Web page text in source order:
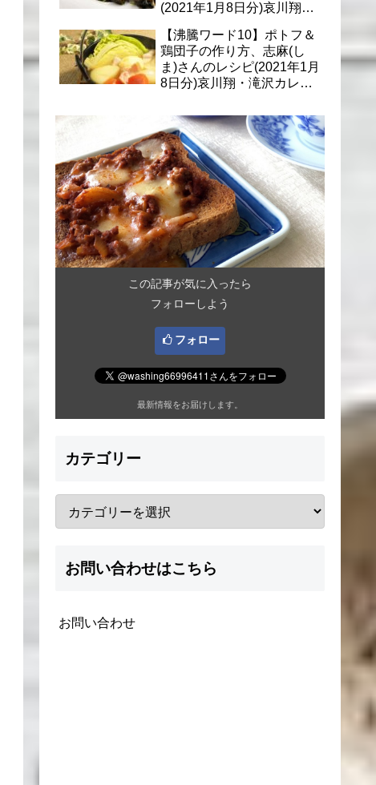
(2021年1月8日分)哀川翔・
【沸騰ワード10】ポトフ＆
鶏団子の作り方、志麻(し
ま)さんのレシピ(2021年1月
8日分)哀川翔・滝沢カレ
この記事が気に入ったら
フォローしよう
フォロー
最新情報をお届けします。
カテゴリー
お問い合わせはこちら
お問い合わせ